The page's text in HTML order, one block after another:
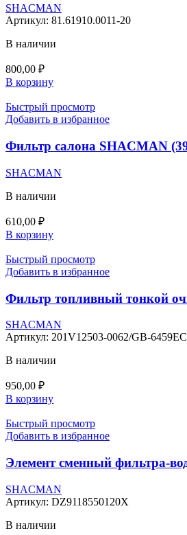
SHACMAN
Артикул: 81.61910.0011-20
В наличии
800,00 ₽
В корзину
Быстрый просмотр
Добавить в избранное
Фильтр салона SHACMAN
SHACMAN
В наличии
610,00 ₽
В корзину
Быстрый просмотр
Добавить в избранное
Фильтр топливный тонкой
SHACMAN
Артикул: 201V12503-0062/GB-6459EC
В наличии
950,00 ₽
В корзину
Быстрый просмотр
Добавить в избранное
Элемент сменный фильтра-
SHACMAN
Артикул: DZ9118550120X
В наличии